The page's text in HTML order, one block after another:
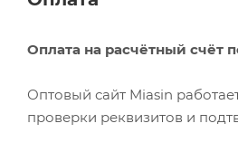
Оплата на расчётный счёт
Оптовый сайт Miasin
проверки реквизитов и